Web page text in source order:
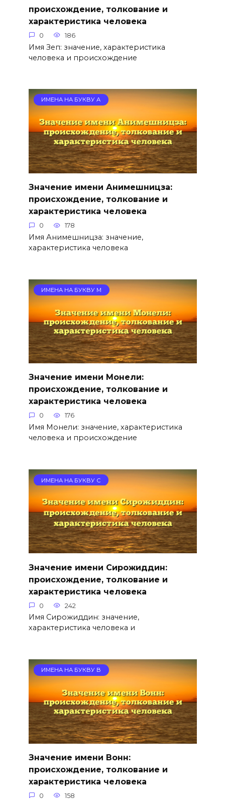
происхождение, толкование и
характеристика человека
0 186
Имя Зеп: значение, характеристика
человека и происхождение
ИМЕНА НА БУКВУ А
Значение имени Анимешницза:
происхождение, толкование и
характеристика человека
0 178
Имя Анимешницза: значение,
характеристика человека
ИМЕНА НА БУКВУ М
Значение имени Монели:
происхождение, толкование и
характеристика человека
0 176
Имя Монели: значение, характеристика
человека и происхождение
ИМЕНА НА БУКВУ С
Значение имени Сирожиддин:
происхождение, толкование и
характеристика человека
0 242
Имя Сирожиддин: значение,
характеристика человека и
ИМЕНА НА БУКВУ В
Значение имени Вонн:
происхождение, толкование и
характеристика человека
0 158